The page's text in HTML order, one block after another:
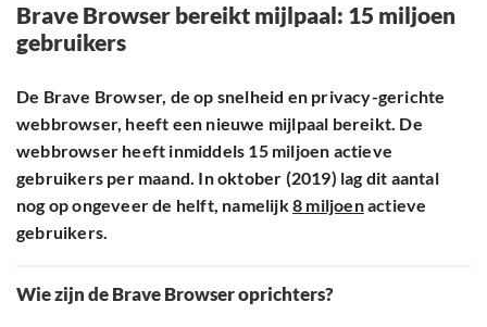
Brave Browser bereikt mijlpaal: 15 miljoen
gebruikers
De Brave Browser, de op snelheid en privacy-gerichte
webbrowser, heeft een nieuwe mijlpaal bereikt. De
webbrowser heeft inmiddels 15 miljoen actieve
gebruikers per maand. In oktober (2019) lag dit aantal
nog op ongeveer de helft, namelijk8 miljoenactieve
gebruikers.
Wie zijn de Brave Browser oprichters?